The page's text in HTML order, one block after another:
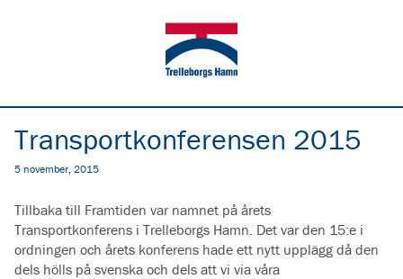
Transportkonferensen 2015
5 november, 2015
Tillbaka till Framtiden var namnet på årets
Transportkonferens i Trelleborgs Hamn. Det var den 15:e i
ordningen och årets konferens hade ett nytt upplägg då den
dels hölls på svenska och dels att vi via våra